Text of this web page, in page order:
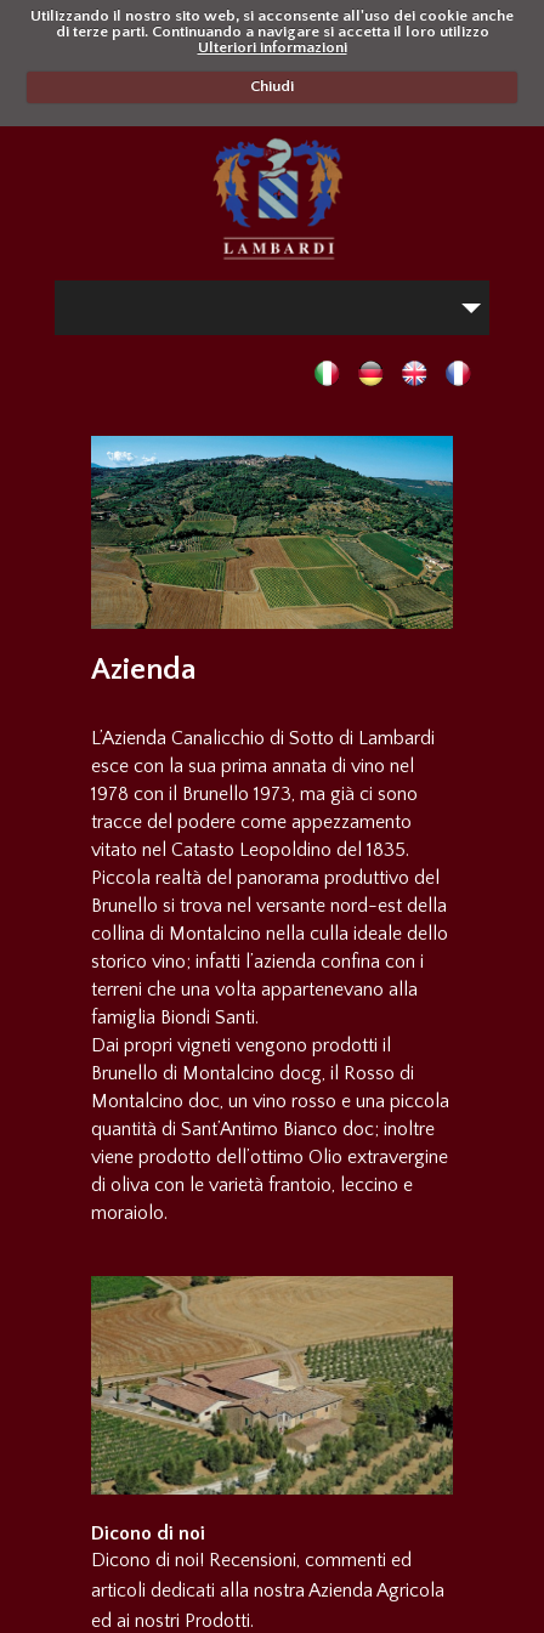
Utilizzando il nostro sito web, si acconsente all'uso dei cookie anche
di terze parti. Continuando a navigare si accetta il loro utilizzo
Ulteriori informazioni
Chiudi
AZIENDA
PRODOTTI
FACEBOOK
RICHIESTE
GALLERY
DICONO DI NOI
Azienda
L’Azienda Canalicchio di Sotto di Lambardi
esce con la sua prima annata di vino nel
1978 con il Brunello 1973, ma già ci sono
tracce del podere come appezzamento
vitato nel Catasto Leopoldino del 1835.
Piccola realtà del panorama produttivo del
Brunello si trova nel versante nord-est della
collina di Montalcino nella culla ideale dello
storico vino; infatti l’azienda confina con i
terreni che una volta appartenevano alla
famiglia Biondi Santi.
Dai propri vigneti vengono prodotti il
Brunello di Montalcino docg, il Rosso di
Montalcino doc, un vino rosso e una piccola
quantità di Sant’Antimo Bianco doc; inoltre
viene prodotto dell’ottimo Olio extravergine
di oliva con le varietà frantoio, leccino e
moraiolo.
Dicono di noi
Dicono di noi! Recensioni, commenti ed
articoli dedicati alla nostra Azienda Agricola
ed ai nostri Prodotti.